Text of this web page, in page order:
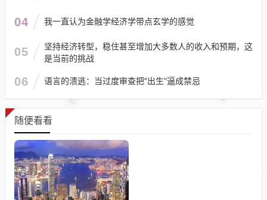
04 我一直认为金融学经济学带点玄学的感觉
05
坚持经济转型，稳住甚至增加大多数人的收入和预期，这
是当前的挑战
06 语言的溃逃：当过度审查把“出生”逼成禁忌
随便看看